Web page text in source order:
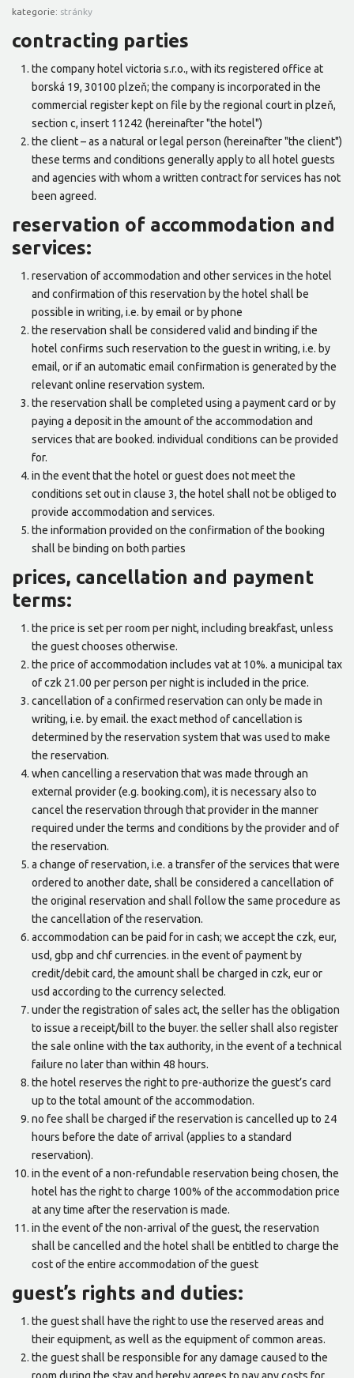
kategorie: stránky
contracting parties
the company hotel victoria s.r.o., with its registered office at
borská 19, 30100 plzeň; the company is incorporated in the
commercial register kept on file by the regional court in plzeň,
section c, insert 11242 (hereinafter "the hotel")
the client – as a natural or legal person (hereinafter "the client")
these terms and conditions generally apply to all hotel guests
and agencies with whom a written contract for services has not
been agreed.
reservation of accommodation and
services:
reservation of accommodation and other services in the hotel
and confirmation of this reservation by the hotel shall be
possible in writing, i.e. by email or by phone
the reservation shall be considered valid and binding if the
hotel confirms such reservation to the guest in writing, i.e. by
email, or if an automatic email confirmation is generated by the
relevant online reservation system.
the reservation shall be completed using a payment card or by
paying a deposit in the amount of the accommodation and
services that are booked. individual conditions can be provided
for.
in the event that the hotel or guest does not meet the
conditions set out in clause 3, the hotel shall not be obliged to
provide accommodation and services.
the information provided on the confirmation of the booking
shall be binding on both parties
prices, cancellation and payment
terms:
the price is set per room per night, including breakfast, unless
the guest chooses otherwise.
the price of accommodation includes vat at 10%. a municipal tax
of czk 21.00 per person per night is included in the price.
cancellation of a confirmed reservation can only be made in
writing, i.e. by email. the exact method of cancellation is
determined by the reservation system that was used to make
the reservation.
when cancelling a reservation that was made through an
external provider (e.g. booking.com), it is necessary also to
cancel the reservation through that provider in the manner
required under the terms and conditions by the provider and of
the reservation.
a change of reservation, i.e. a transfer of the services that were
ordered to another date, shall be considered a cancellation of
the original reservation and shall follow the same procedure as
the cancellation of the reservation.
accommodation can be paid for in cash; we accept the czk, eur,
usd, gbp and chf currencies. in the event of payment by
credit/debit card, the amount shall be charged in czk, eur or
usd according to the currency selected.
under the registration of sales act, the seller has the obligation
to issue a receipt/bill to the buyer. the seller shall also register
the sale online with the tax authority, in the event of a technical
failure no later than within 48 hours.
the hotel reserves the right to pre-authorize the guest’s card
up to the total amount of the accommodation.
no fee shall be charged if the reservation is cancelled up to 24
hours before the date of arrival (applies to a standard
reservation).
in the event of a non-refundable reservation being chosen, the
hotel has the right to charge 100% of the accommodation price
at any time after the reservation is made.
in the event of the non-arrival of the guest, the reservation
shall be cancelled and the hotel shall be entitled to charge the
cost of the entire accommodation of the guest
guest’s rights and duties:
the guest shall have the right to use the reserved areas and
their equipment, as well as the equipment of common areas.
the guest shall be responsible for any damage caused to the